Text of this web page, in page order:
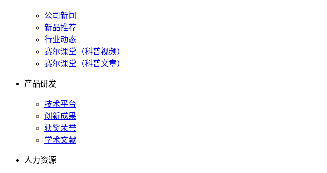
公司新闻
新品推荐
行业动态
赛尔课堂（科普视频）
赛尔课堂（科普文章）
产品研发
技术平台
创新成果
获奖荣誉
学术文献
人力资源